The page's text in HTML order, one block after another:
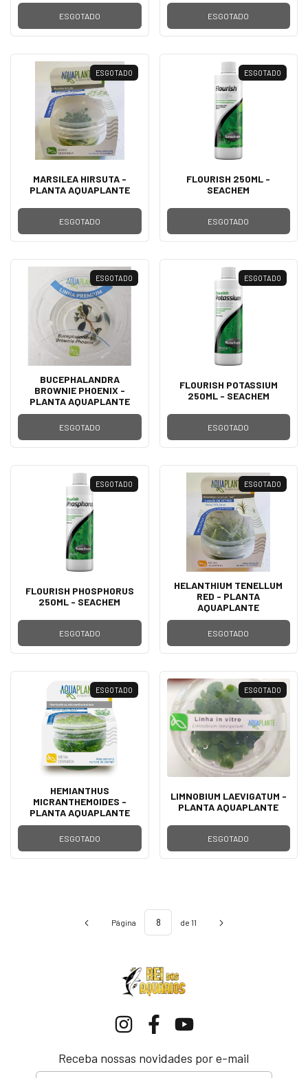
ESGOTADO ESGOTADO
ESGOTADO
MARSILEA HIRSUTA -
PLANTA AQUAPLANTE
ESGOTADO
ESGOTADO
FLOURISH 250ML -
SEACHEM
ESGOTADO
ESGOTADO
BUCEPHALANDRA
BROWNIE PHOENIX -
PLANTA AQUAPLANTE
ESGOTADO
ESGOTADO
FLOURISH POTASSIUM
250ML - SEACHEM
ESGOTADO
ESGOTADO
FLOURISH PHOSPHORUS
250ML - SEACHEM
ESGOTADO
ESGOTADO
HELANTHIUM TENELLUM
RED - PLANTA
AQUAPLANTE
ESGOTADO
ESGOTADO
HEMIANTHUS
MICRANTHEMOIDES -
PLANTA AQUAPLANTE
ESGOTADO
ESGOTADO
LIMNOBIUM LAEVIGATUM -
PLANTA AQUAPLANTE
ESGOTADO
Página de 11
Receba nossas novidades por e-mail